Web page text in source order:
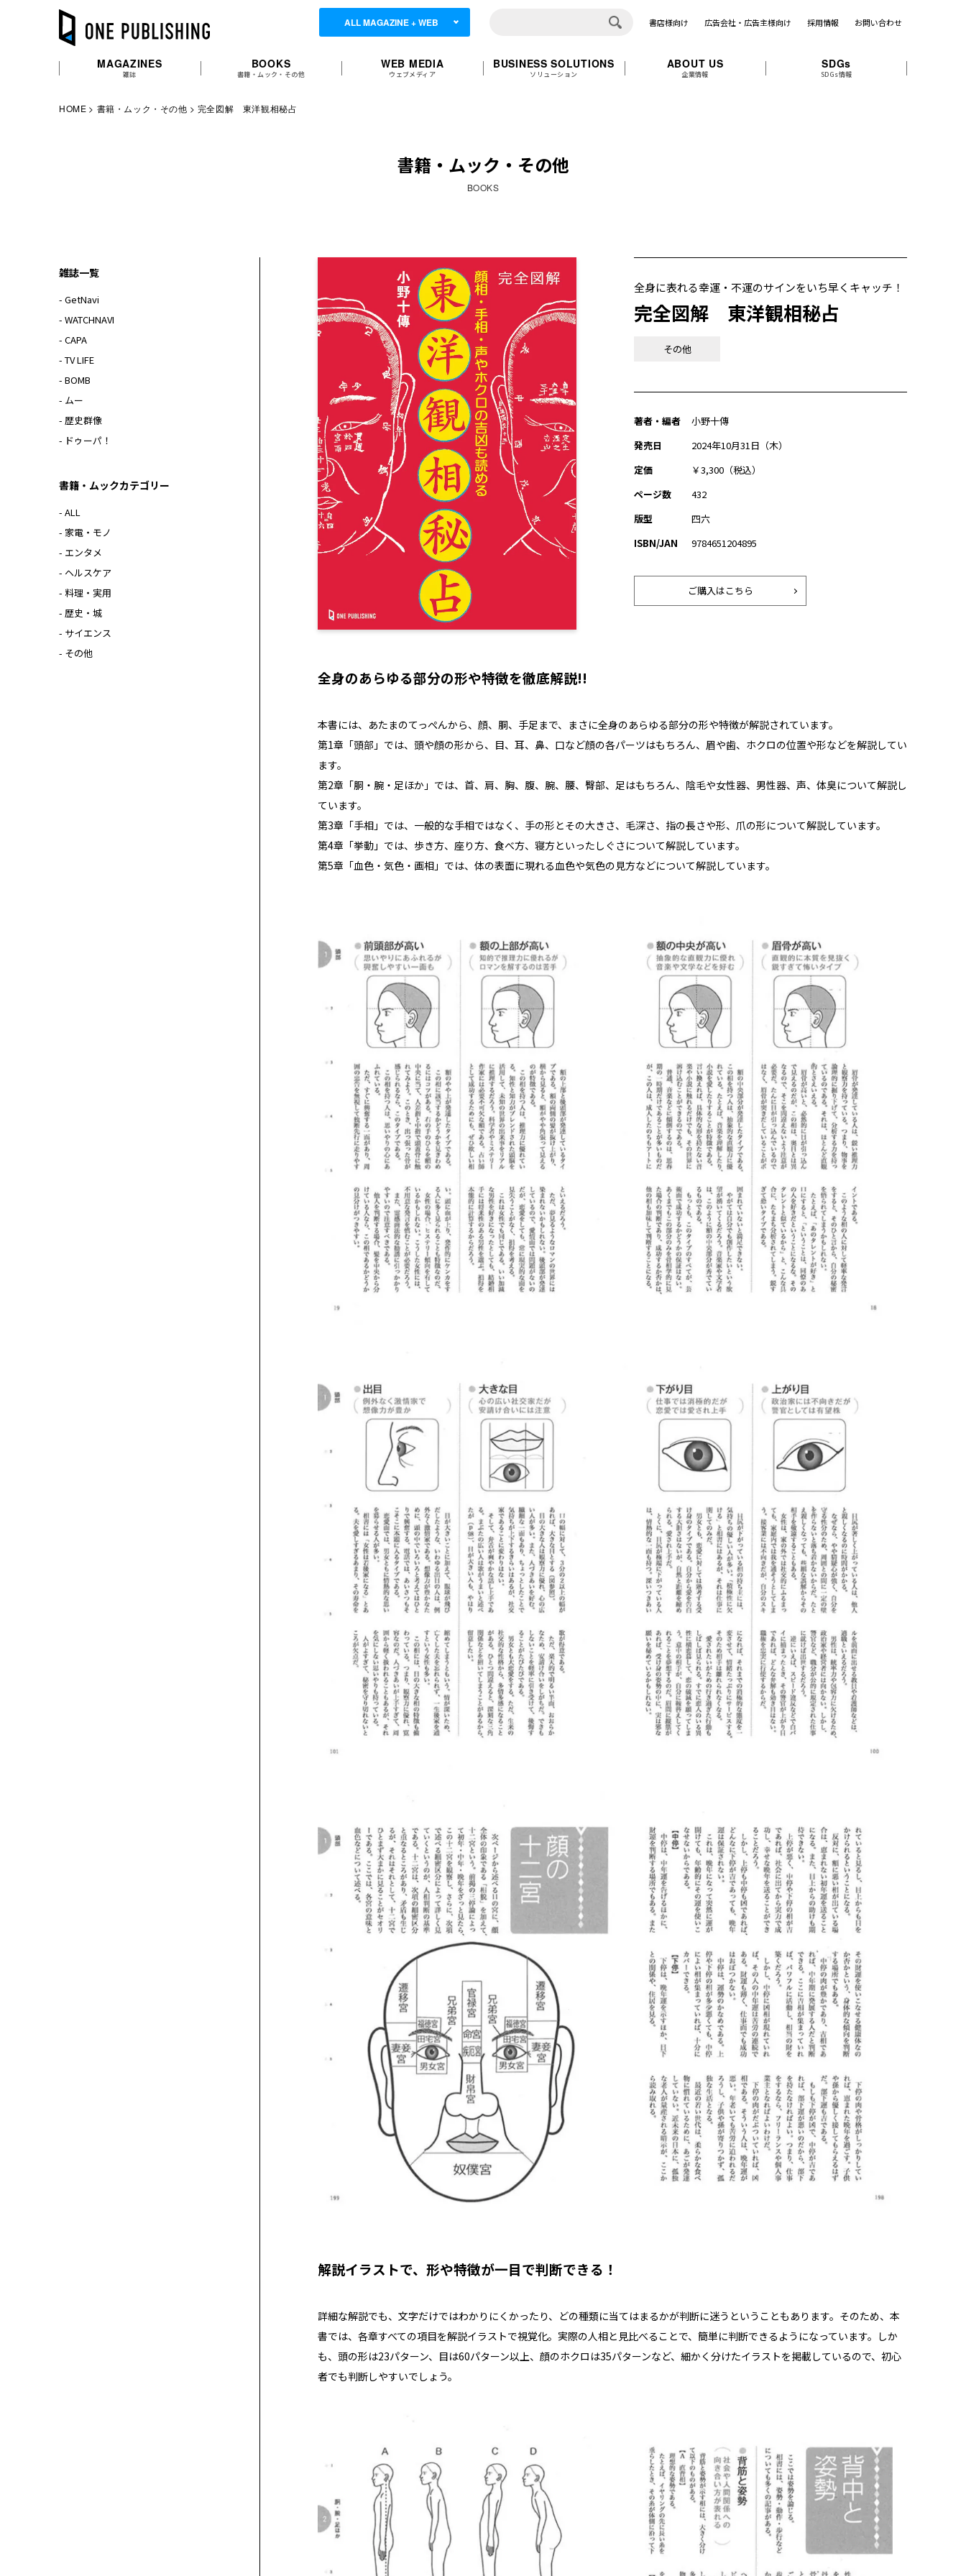
ALL MAGAZINE + WEB 書店様向け 広告会社・広告主様向け 採用情報 お問い合わせ
MAGAZINES
雑誌
BOOKS
書籍・ムック・その他
WEB MEDIA
ウェブメディア
BUSINESS SOLUTIONS
ソリューション
ABOUT US
企業情報
SDGs
SDGs情報
HOME 書籍・ムック・その他 完全図解 東洋観相秘占
書籍・ムック・その他
BOOKS
全身に表れる幸運・不運のサインをいち早くキャッチ！
完全図解 東洋観相秘占
その他
著者・編者
小野十傳
発売日
2024年10月31日（木）
定価
￥3,300（税込）
ページ数
432
版型
四六
ISBN/JAN
9784651204895
ご購入はこちら
全身のあらゆる部分の形や特徴を徹底解説!!
本書には、あたまのてっぺんから、顔、胴、手足まで、まさに全身のあらゆる部分の形や特徴が解説されています。
第1章「頭部」では、頭や顔の形から、目、耳、鼻、口など顔の各パーツはもちろん、眉や歯、ホクロの位置や形などを解説してい
ます。
第2章「胴・腕・足ほか」では、首、肩、胸、腹、腕、腰、臀部、足はもちろん、陰毛や女性器、男性器、声、体臭について解説し
ています。
第3章「手相」では、一般的な手相ではなく、手の形とその大きさ、毛深さ、指の長さや形、爪の形について解説しています。
第4章「挙動」では、歩き方、座り方、食べ方、寝方といったしぐさについて解説しています。
第5章「血色・気色・画相」では、体の表面に現れる血色や気色の見方などについて解説しています。
解説イラストで、形や特徴が一目で判断できる！
詳細な解説でも、文字だけではわかりにくかったり、どの種類に当てはまるかが判断に迷うということもあります。そのため、本
書では、各章すべての項目を解説イラストで視覚化。実際の人相と見比べることで、簡単に判断できるようになっています。しか
も、頭の形は23パターン、目は60パターン以上、顔のホクロは35パターンなど、細かく分けたイラストを掲載しているので、初心
者でも判断しやすいでしょう。
雑誌一覧
- GetNavi
- WATCHNAVI
- CAPA
- TV LIFE
- BOMB
- ムー
- 歴史群像
- ドゥーパ！
書籍・ムックカテゴリー
- ALL
- 家電・モノ
- エンタメ
- ヘルスケア
- 料理・実用
- 歴史・城
- サイエンス
- その他